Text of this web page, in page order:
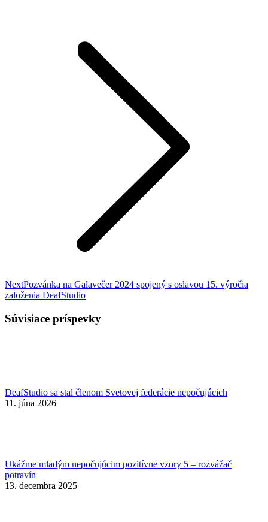
NextNasledujúci
príspevok:
Pozvánka na Galavečer 2024 spojený s oslavou 15. výročia
založenia DeafStudio
Súvisiace príspevky
DeafStudio sa stal členom Svetovej federácie nepočujúcich
11. júna 2026
Ukážme mladým nepočujúcim pozitívne vzory 5 – rozvážač
potravín
13. decembra 2025